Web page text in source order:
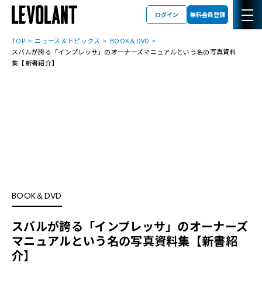
ログイン 無料会員登録
TOP ニュース＆トピックス
BOOK＆DVD
スバルが誇る「インプレッサ」のオーナーズマニュアルという名の写真資料
集【新書紹介】
BOOK＆DVD
スバルが誇る「インプレッサ」のオーナーズ
マニュアルという名の写真資料集【新書紹
介】